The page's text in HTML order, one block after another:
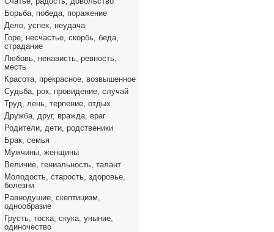
Борьба, победа, поражение
Дело, успех, неудача
Горе, несчастье, скорбь, беда,
страдание
Любовь, ненависть, ревность,
месть
Красота, прекрасное, возвышенное
Судьба, рок, провидение, случай
Труд, лень, терпение, отдых
Дружба, друг, вражда, враг
Родители, дети, родственики
Брак, семья
Мужчины, женщины
Величие, гениальность, талант
Молодость, старость, здоровье,
болезни
Равнодушие, скептицизм,
однообразие
Грусть, тоска, скука, уныние,
одиночество